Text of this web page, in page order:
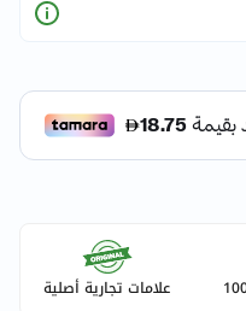
علامات تجارية أصلية